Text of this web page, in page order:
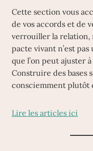
Cette section vous
de vos accords et de
verrouiller la relation,
pacte vivant n’est
que l’on peut ajuster
Construire des bases
consciemment plutôt
Lire les articles ici